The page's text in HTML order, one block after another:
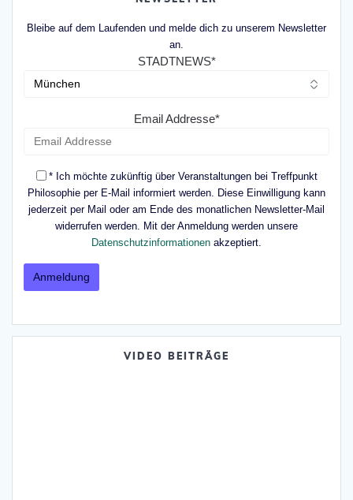
Bleibe auf dem Laufenden und melde dich zu unserem Newsletter
an.
STADTNEWS*
Email Addresse*
* Ich möchte zukünftig über Veranstaltungen bei Treffpunkt
Philosophie per E-Mail informiert werden. Diese Einwilligung kann
jederzeit per Mail oder am Ende des monatlichen Newsletter-Mail
widerrufen werden. Mit der Anmeldung werden unsere
Datenschutzinformationen akzeptiert.
VIDEO BEITRÄGE